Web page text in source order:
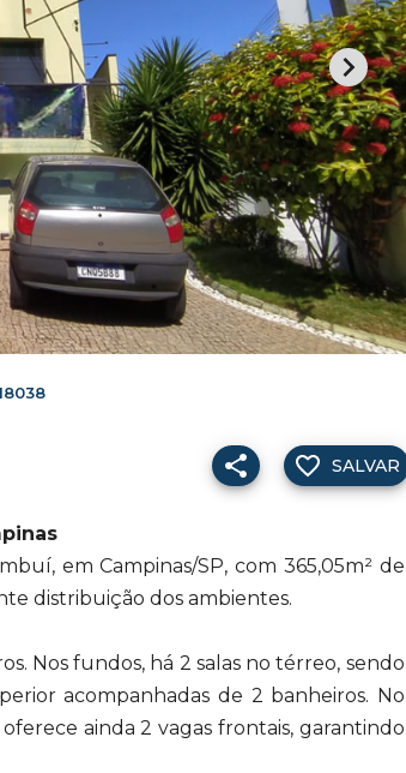
em Campinas/SP, com 365,05m² de
distribuição dos ambientes.
Nos fundos, há 2 salas no térreo, sendo
acompanhadas de 2 banheiros. No
ainda 2 vagas frontais, garantindo
SALVAR